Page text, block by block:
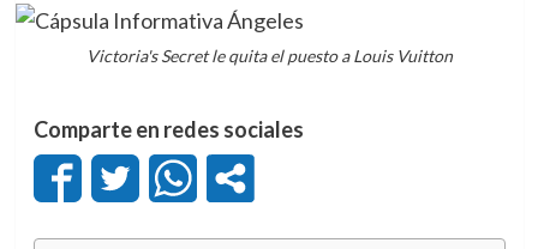
Victoria's Secret le quita el puesto a Louis Vuitton
Comparte en redes sociales